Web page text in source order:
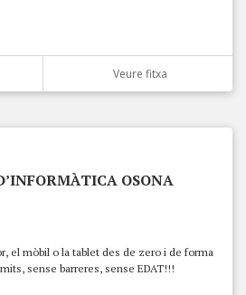
Veure fitxa
OSONA
el mòbil o la tablet des de zero i de forma
sense barreres, sense EDAT!!!